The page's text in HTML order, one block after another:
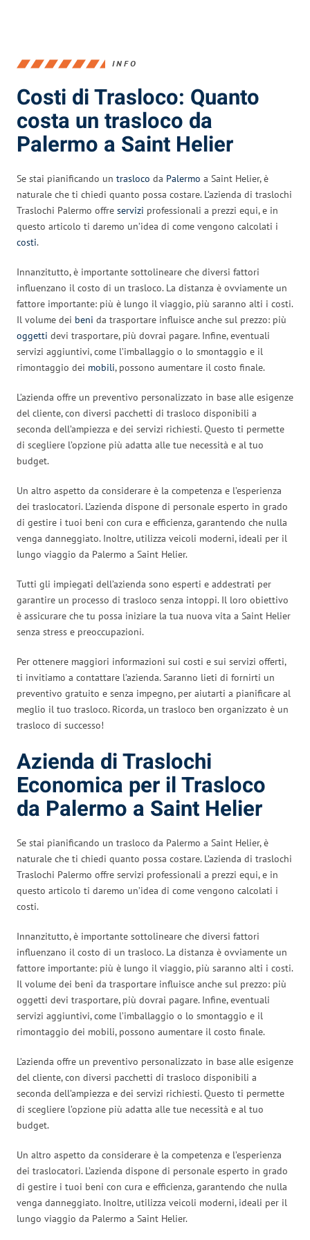
INFO
Costi di Trasloco: Quanto
costa un trasloco da
Palermo a Saint Helier
Se stai pianificando un trasloco da Palermo a Saint Helier, è
naturale che ti chiedi quanto possa costare. L’azienda di traslochi
Traslochi Palermo offre servizi professionali a prezzi equi, e in
questo articolo ti daremo un’idea di come vengono calcolati i
costi.
Innanzitutto, è importante sottolineare che diversi fattori
influenzano il costo di un trasloco. La distanza è ovviamente un
fattore importante: più è lungo il viaggio, più saranno alti i costi.
Il volume dei beni da trasportare influisce anche sul prezzo: più
oggetti devi trasportare, più dovrai pagare. Infine, eventuali
servizi aggiuntivi, come l’imballaggio o lo smontaggio e il
rimontaggio dei mobili, possono aumentare il costo finale.
L’azienda offre un preventivo personalizzato in base alle esigenze
del cliente, con diversi pacchetti di trasloco disponibili a
seconda dell’ampiezza e dei servizi richiesti. Questo ti permette
di scegliere l’opzione più adatta alle tue necessità e al tuo
budget.
Un altro aspetto da considerare è la competenza e l’esperienza
dei traslocatori. L’azienda dispone di personale esperto in grado
di gestire i tuoi beni con cura e efficienza, garantendo che nulla
venga danneggiato. Inoltre, utilizza veicoli moderni, ideali per il
lungo viaggio da Palermo a Saint Helier.
Tutti gli impiegati dell’azienda sono esperti e addestrati per
garantire un processo di trasloco senza intoppi. Il loro obiettivo
è assicurare che tu possa iniziare la tua nuova vita a Saint Helier
senza stress e preoccupazioni.
Per ottenere maggiori informazioni sui costi e sui servizi offerti,
ti invitiamo a contattare l’azienda. Saranno lieti di fornirti un
preventivo gratuito e senza impegno, per aiutarti a pianificare al
meglio il tuo trasloco. Ricorda, un trasloco ben organizzato è un
trasloco di successo!
Azienda di Traslochi
Economica per il Trasloco
da Palermo a Saint Helier
Se stai pianificando un trasloco da Palermo a Saint Helier, è
naturale che ti chiedi quanto possa costare. L’azienda di traslochi
Traslochi Palermo offre servizi professionali a prezzi equi, e in
questo articolo ti daremo un’idea di come vengono calcolati i
costi.
Innanzitutto, è importante sottolineare che diversi fattori
influenzano il costo di un trasloco. La distanza è ovviamente un
fattore importante: più è lungo il viaggio, più saranno alti i costi.
Il volume dei beni da trasportare influisce anche sul prezzo: più
oggetti devi trasportare, più dovrai pagare. Infine, eventuali
servizi aggiuntivi, come l’imballaggio o lo smontaggio e il
rimontaggio dei mobili, possono aumentare il costo finale.
L’azienda offre un preventivo personalizzato in base alle esigenze
del cliente, con diversi pacchetti di trasloco disponibili a
seconda dell’ampiezza e dei servizi richiesti. Questo ti permette
di scegliere l’opzione più adatta alle tue necessità e al tuo
budget.
Un altro aspetto da considerare è la competenza e l’esperienza
dei traslocatori. L’azienda dispone di personale esperto in grado
di gestire i tuoi beni con cura e efficienza, garantendo che nulla
venga danneggiato. Inoltre, utilizza veicoli moderni, ideali per il
lungo viaggio da Palermo a Saint Helier.